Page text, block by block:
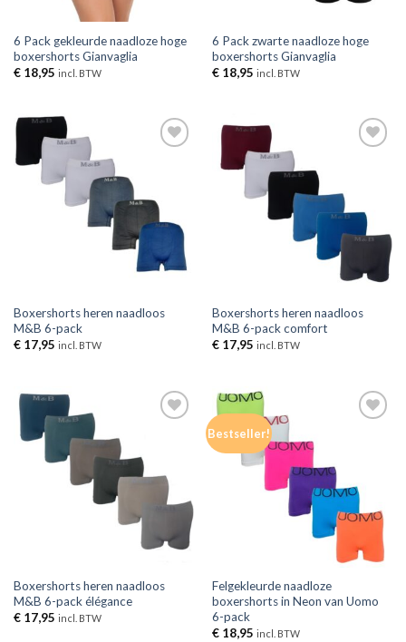
6 Pack gekleurde naadloze hoge
boxershorts Gianvaglia
€18,95 incl. BTW
6 Pack zwarte naadloze hoge
boxershorts Gianvaglia
€18,95 incl. BTW
verlanglijst
Boxershorts heren naadloos
M&B 6-pack
€17,95 incl. BTW
Boxershorts heren naadloos
M&B 6-pack comfort
€17,95 incl. BTW
verlanglijst
Boxershorts heren naadloos
M&B 6-pack élégance
€17,95 incl. BTW
Bestseller!
Felgekleurde naadloze
boxershorts in Neon van Uomo
6-pack
€18,95 incl. BTW